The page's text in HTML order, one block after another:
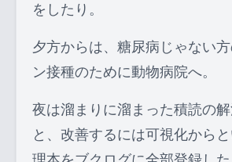
をしたり。
夕方からは、糖尿病じゃない
ン接種のために動物病院へ。
夜は溜まりに溜まった積読の
と、改善するには可視化から